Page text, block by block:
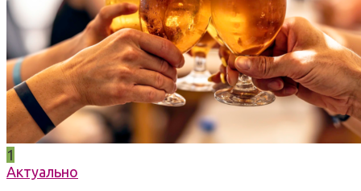
1
Актуально